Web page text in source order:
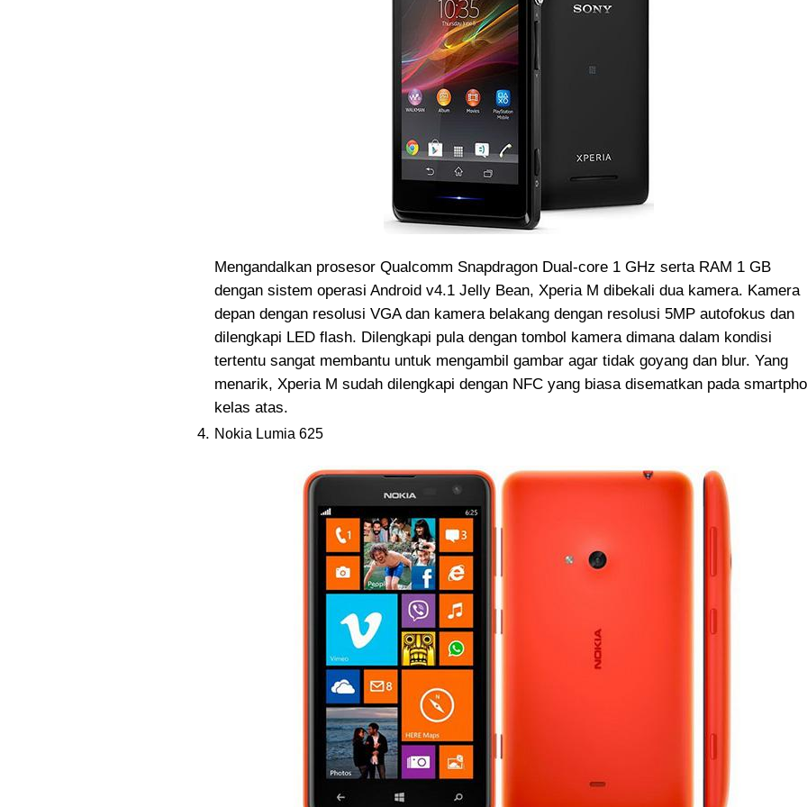
Mengandalkan prosesor Qualcomm Snapdragon Dual-core 1 GHz serta RAM 1 GB
dengan sistem operasi Android v4.1 Jelly Bean, Xperia M dibekali dua kamera. Kamera
depan dengan resolusi VGA dan kamera belakang dengan resolusi 5MP autofokus dan
dilengkapi LED flash. Dilengkapi pula dengan tombol kamera dimana dalam kondisi
tertentu sangat membantu untuk mengambil gambar agar tidak goyang dan blur. Yang
menarik, Xperia M sudah dilengkapi dengan NFC yang biasa disematkan pada
kelas atas.
Nokia Lumia 625